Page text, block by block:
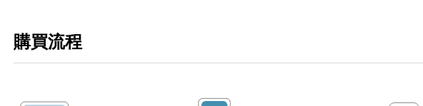
購買流程